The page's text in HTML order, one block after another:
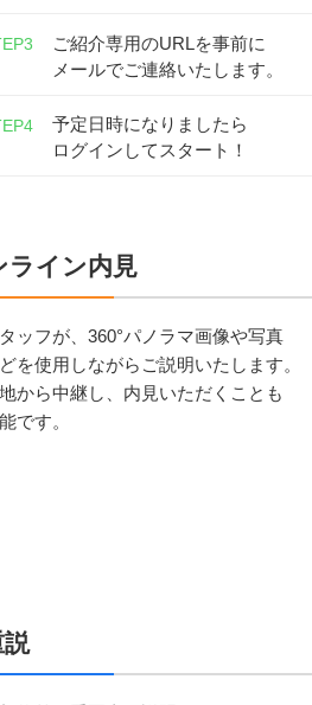
ご紹介専用のURLを事前に
メールでご連絡いたします。
予定日時になりましたら
ログインしてスタート！
ライン内見
ッフが、360°パノラマ画像や写真
を使用しながらご説明いたします。
から中継し、内見いただくことも
です。
説